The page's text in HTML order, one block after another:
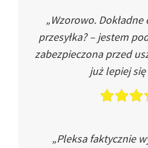
„Wzorowo. Dokładne
przesyłka? – jestem
zabezpieczona przed
już lepiej się
„Pleksa faktycznie